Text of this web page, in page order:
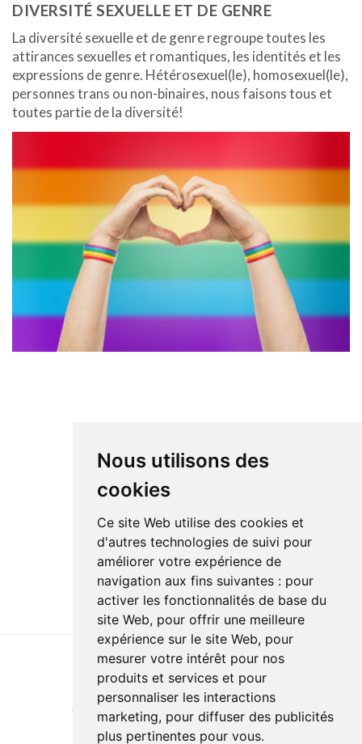
Nous utilisons des
cookies
Ce site Web utilise des cookies et
d'autres technologies de suivi pour
améliorer votre expérience de
navigation aux fins suivantes : pour
activer les fonctionnalités de base du
site Web, pour offrir une meilleure
expérience sur le site Web, pour
mesurer votre intérêt pour nos
produits et services et pour
personnaliser les interactions
marketing, pour diffuser des publicités
plus pertinentes pour vous.
DIVERSITÉ SEXUELLE ET DE GENRE
La diversité sexuelle et de genre regroupe toutes les
attirances sexuelles et romantiques, les identités et les
expressions de genre. Hétérosexuel(le), homosexuel(le),
personnes trans ou non-binaires, nous faisons tous et
toutes partie de la diversité!
Last update : 18 February 2026
Accessibility
Website development